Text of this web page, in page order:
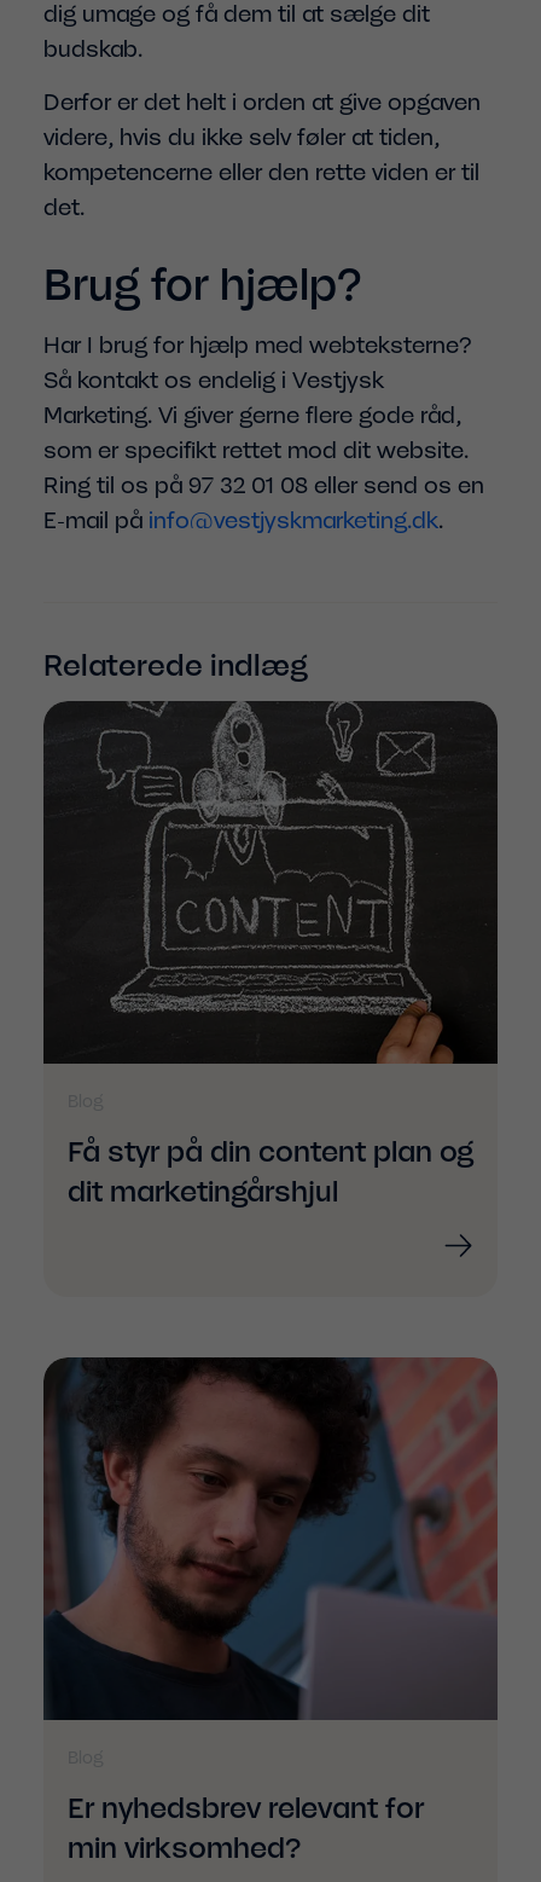
dig umage og få dem til at sælge dit
budskab.
Derfor er det helt i orden at give opgaven
videre, hvis du ikke selv føler at tiden,
kompetencerne eller den rette viden er til
det.
Brug for hjælp?
Har I brug for hjælp med webteksterne?
Så kontakt os endelig i Vestjysk
Marketing. Vi giver gerne flere gode råd,
som er specifikt rettet mod dit website.
Ring til os på 97 32 01 08 eller send os en
E-mail på info@vestjyskmarketing.dk.
Relaterede indlæg
Få styr på din content plan og
dit marketingårshjul
Er nyhedsbrev relevant for
min virksomhed?